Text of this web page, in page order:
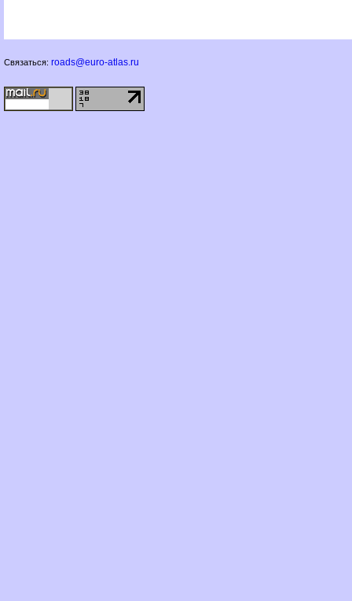
Связаться: roads@euro-atlas.ru